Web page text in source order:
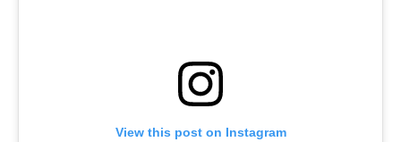
View this post on Instagram